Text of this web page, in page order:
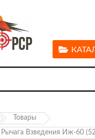
Товары
Рычага Взведения Иж-60